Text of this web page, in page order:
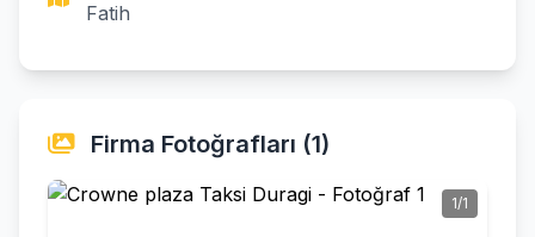
Fatih
Firma Fotoğrafları (1)
1/1